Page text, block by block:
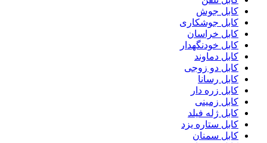
کابل جوش
کابل جوشکاری
کابل خراسان
کابل خودنگهدار
کابل دماوند
کابل دو زوجی
کابل رسانا
کابل زره دار
کابل زمینی
کابل ژله فیلد
کابل ستاره یزد
کابل سمنان